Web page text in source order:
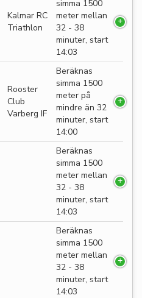
Kalmar RC
Triathlon
simma 1500
meter mellan
32 - 38
minuter, start
14:03
Rooster
Club
Varberg IF
Beräknas
simma 1500
meter på
mindre än 32
minuter, start
14:00
Beräknas
simma 1500
meter mellan
32 - 38
minuter, start
14:03
Beräknas
simma 1500
meter mellan
32 - 38
minuter, start
14:03